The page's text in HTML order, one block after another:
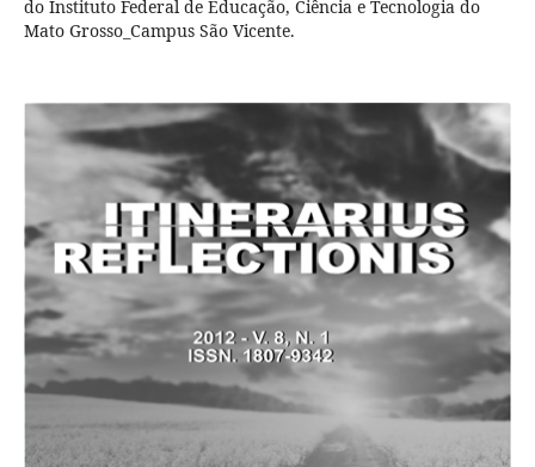
do Instituto Federal de Educação, Ciência e Tecnologia do
Mato Grosso_Campus São Vicente.